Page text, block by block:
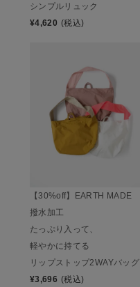
シンプルリュック
¥4,620 (税込)
【30%off】EARTH MADE
撥水加工
たっぷり入って、
軽やかに持てる
リップストップ2WAYバッグ
¥3,696 (税込)